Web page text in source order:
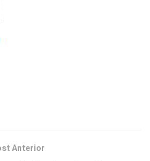
Anterior